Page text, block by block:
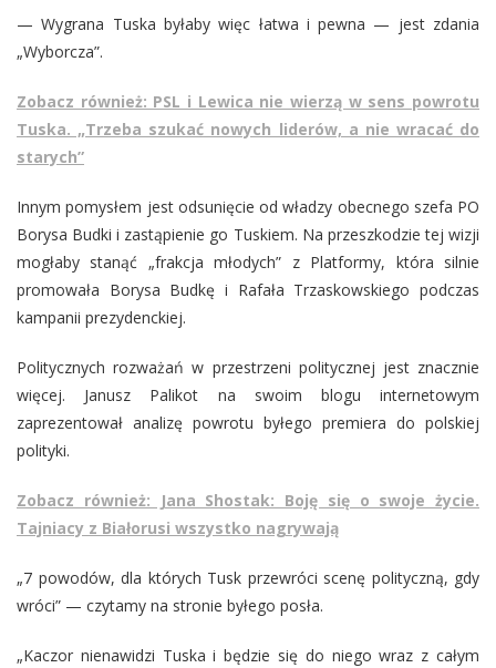
— Wygrana Tuska byłaby więc łatwa i pewna — jest zdania
„Wyborcza”.
Zobacz również: PSL i Lewica nie wierzą w sens powrotu
Tuska. „Trzeba szukać nowych liderów, a nie wracać do
starych”
Innym pomysłem jest odsunięcie od władzy obecnego szefa PO
Borysa Budki i zastąpienie go Tuskiem. Na przeszkodzie tej wizji
mogłaby stanąć „frakcja młodych” z Platformy, która silnie
promowała Borysa Budkę i Rafała Trzaskowskiego podczas
kampanii prezydenckiej.
Politycznych rozważań w przestrzeni politycznej jest znacznie
więcej. Janusz Palikot na swoim blogu internetowym
zaprezentował analizę powrotu byłego premiera do polskiej
polityki.
Zobacz również: Jana Shostak: Boję się o swoje życie.
Tajniacy z Białorusi wszystko nagrywają
„7 powodów, dla których Tusk przewróci scenę polityczną, gdy
wróci” — czytamy na stronie byłego posła.
„Kaczor nienawidzi Tuska i będzie się do niego wraz z całym